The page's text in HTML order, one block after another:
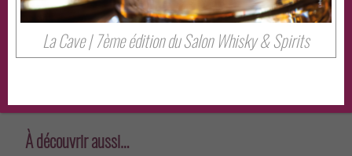
Partager cet évenement
À découvrir aussi…
La Cave | 7ème édition du Salon Whisky & Spirits